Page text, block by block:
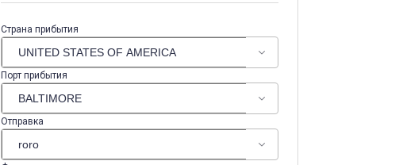
Страна прибытия
Порт прибытия
Отправка